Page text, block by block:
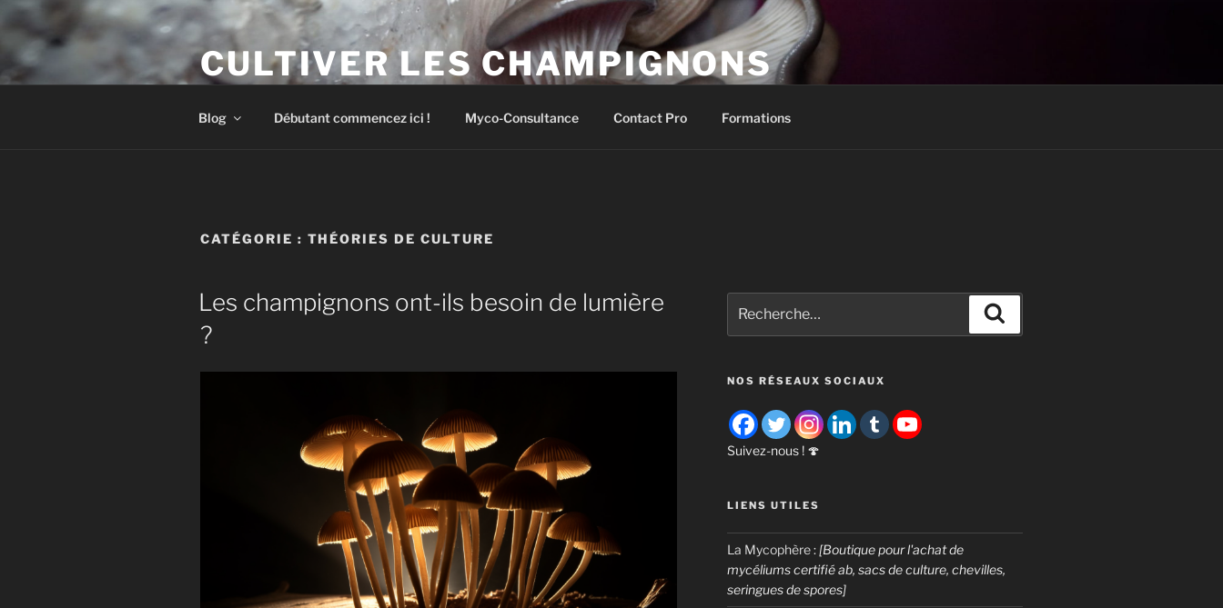
Aller
au
contenu
principal
CULTIVER LES CHAMPIGNONS
Blog Débutant commencez ici ! Myco-Consultance Contact Pro Formations
CATÉGORIE : THÉORIES DE CULTURE
Les champignons ont-ils besoin de lumière
?
pour
:
NOS RÉSEAUX SOCIAUX
Suivez-nous ! 🍄
LIENS UTILES
La Mycophère : [Boutique pour l'achat de
mycéliums certifié ab, sacs de culture, chevilles,
seringues de spores]